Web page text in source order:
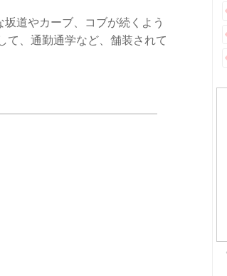
道やカーブ、コブが続くよう
て、通勤通学など、舗装されて